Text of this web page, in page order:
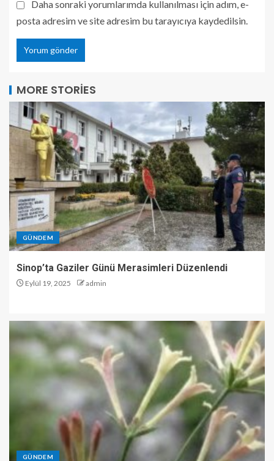
Daha sonraki yorumlarımda kullanılması için adım, e-
posta adresim ve site adresim bu tarayıcıya kaydedilsin.
MORE STORIES
GÜNDEM
Sinop’ta Gaziler Günü Merasimleri Düzenlendi
Eylül 19, 2025 admin
GÜNDEM